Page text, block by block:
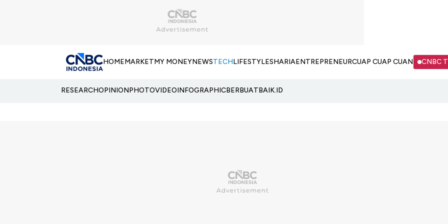
HOMEMARKETMY MONEYNEWSTECHLIFESTYLESHARIAENTREPRENEURCUAP CUAP CUAN CNBC
RESEARCHOPINIONPHOTOVIDEOINFOGRAPHICBERBUATBAIK.ID